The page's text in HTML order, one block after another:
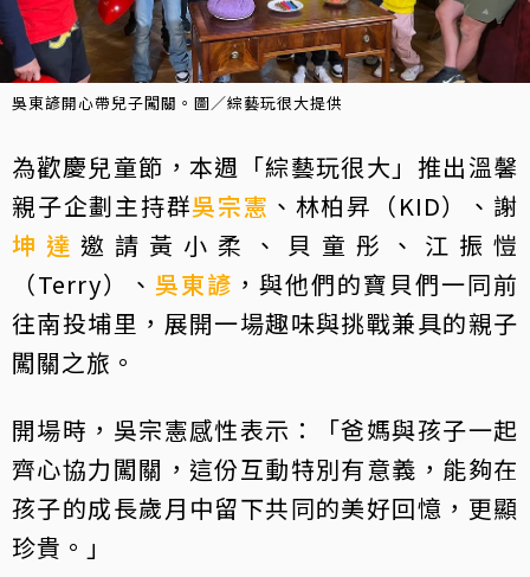
吳東諺開心帶兒子闖關。圖／綜藝玩很大提供
為歡慶兒童節，本週「綜藝玩很大」推出溫馨
親子企劃主持群吳宗憲 、林柏昇（KID）、謝
坤達 邀請黃小柔、貝童彤、江振愷
（Terry）、 吳東諺 ，與他們的寶貝們一同前
往南投埔里，展開一場趣味與挑戰兼具的親子
闖關之旅。
開場時，吳宗憲感性表示：「爸媽與孩子一起
齊心協力闖關，這份互動特別有意義，能夠在
孩子的成長歲月中留下共同的美好回憶，更顯
珍貴。」